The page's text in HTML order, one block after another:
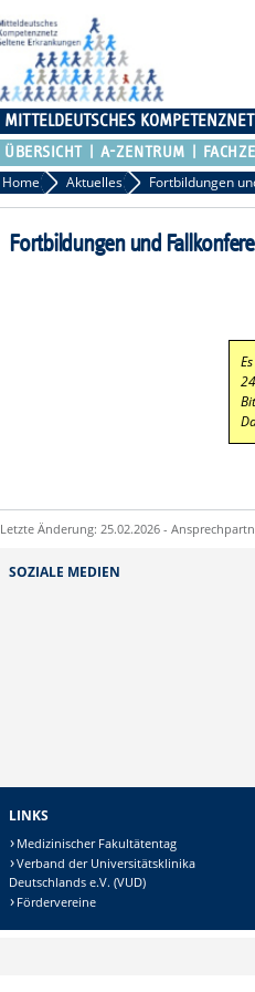
MITTELDEUTSCHES
ÜBERSICHT A-ZENTRUM
Home Aktuelles Fortbildungen
Fortbildungen und
Letzte Änderung: 25.02.2026 -
Sicherheitsabfrage:
SOZIALE MEDIEN
LINKS
Medizinischer Fakultätentag
Verband der Universitätsklinika
Deutschlands e.V. (VUD)
Fördervereine